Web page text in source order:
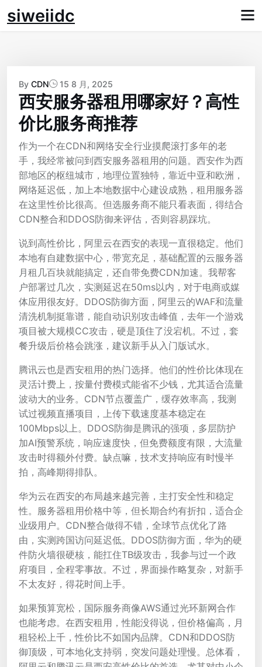
Skip
tosiweiidc
By CDN 15 8 月, 2025
西安服务器租用哪家好？高性
价比服务商推荐
作为一个在CDN和网络安全行业摸爬滚打多年的老
手，我经常被问到西安服务器租用的问题。西安作为西
部地区的枢纽城市，地理位置独特，靠近中亚和欧洲，
网络延迟低，加上本地数据中心建设成熟，租用服务器
在这里性价比很高。但选服务商不能只看表面，得结合
CDN整合和DDOS防御来评估，否则容易踩坑。
说到高性价比，阿里云在西安的表现一直很稳定。他们
本地有自建数据中心，带宽充足，基础配置的云服务器
月租几百块就能搞定，还自带免费CDN加速。我帮客
户部署过几次，实测延迟在50ms以内，对于电商或媒
体应用很友好。DDOS防御方面，阿里云的WAF和流量
清洗机制挺靠谱，能自动识别攻击峰值，去年一个游戏
项目被大规模CC攻击，硬是顶住了没宕机。不过，套
餐升级后价格会跳涨，建议新手从入门版试水。
腾讯云也是西安租用的热门选择。他们的性价比体现在
灵活计费上，按量付费模式能省不少钱，尤其适合流量
波动大的业务。CDN节点覆盖广，缓存效率高，我测
试过视频直播项目，上传下载速度基本稳定在
100Mbps以上。DDOS防御是腾讯的强项，多层防护
加AI预警系统，响应速度快，但免费额度有限，大流量
攻击时得额外付费。缺点嘛，技术支持响应有时慢半
拍，高峰期得排队。
华为云在西安的布局越来越完善，主打安全性和稳定
性。服务器租用价格中等，但长期合约有折扣，适合企
业级用户。CDN整合做得不错，全球节点优化了路
由，实测跨国访问延迟低。DDOS防御方面，华为的硬
件防火墙很硬核，能扛住TB级攻击，我参与过一个政
府项目，全程零事故。不过，界面操作略复杂，对新手
不太友好，得花时间上手。
如果预算宽松，国际服务商像AWS通过光环新网合作
也能考虑。在西安租用，性能没得说，但价格偏高，月
租轻松上千，性价比不如国内品牌。CDN和DDOS防
御顶级，可本地化支持弱，突发问题处理慢。总体看，